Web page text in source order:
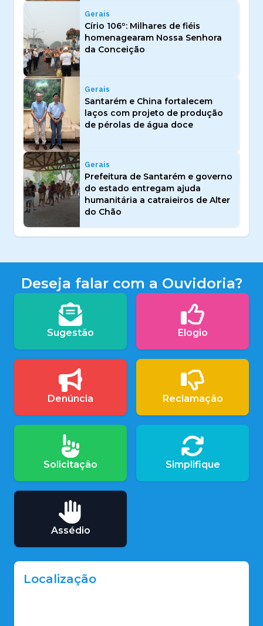
Gerais
Círio 106º: Milhares de fiéis
homenagearam Nossa Senhora
da Conceição
Gerais
Santarém e China fortalecem
laços com projeto de produção
de pérolas de água doce
Gerais
Prefeitura de Santarém e governo
do estado entregam ajuda
humanitária a catraieiros de Alter
do Chão
Deseja falar com a Ouvidoria?
Sugestão Elogio
Denúncia Reclamação
Solicitação Simplifique
Assédio
Localização